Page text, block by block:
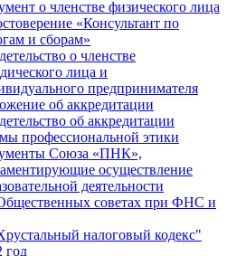
о членстве физического лица
«Консультант по
и сборам»
о членстве
лица и
предпринимателя
об аккредитации
об аккредитации
профессиональной этики
Союза «ПНК»,
осуществление
деятельности
советах при ФНС и
налоговый кодекс"
год